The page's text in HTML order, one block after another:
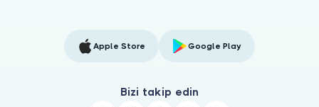
Apple Store Google Play
Bizi takip edin